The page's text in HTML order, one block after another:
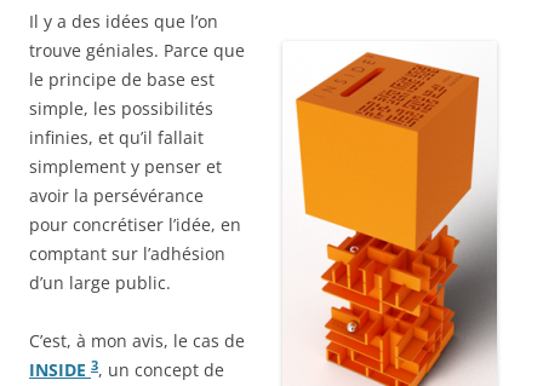
Il y a des idées que l’on
trouve géniales. Parce que
le principe de base est
simple, les possibilités
infinies, et qu’il fallait
simplement y penser et
avoir la persévérance
pour concrétiser l’idée, en
comptant sur l’adhésion
d’un large public.
C’est, à mon avis, le cas de
INSIDE 3, un concept de